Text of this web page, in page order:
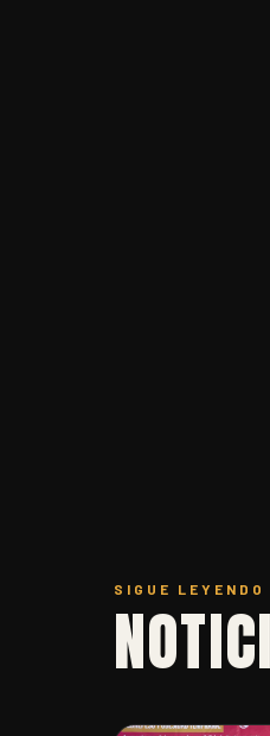
SIGUE LEYENDO